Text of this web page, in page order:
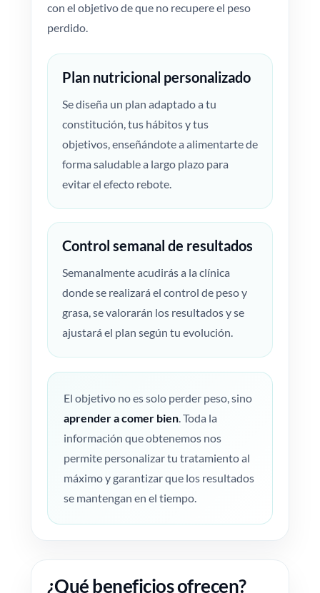
con el objetivo de que no recupere el peso
perdido.
Plan nutricional personalizado
Se diseña un plan adaptado a tu
constitución, tus hábitos y tus
objetivos, enseñándote a alimentarte de
forma saludable a largo plazo para
evitar el efecto rebote.
Control semanal de resultados
Semanalmente acudirás a la clínica
donde se realizará el control de peso y
grasa, se valorarán los resultados y se
ajustará el plan según tu evolución.
El objetivo no es solo perder peso, sino
aprender a comer bien. Toda la
información que obtenemos nos
permite personalizar tu tratamiento al
máximo y garantizar que los resultados
se mantengan en el tiempo.
¿Qué beneficios ofrecen?